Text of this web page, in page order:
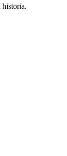
historia.